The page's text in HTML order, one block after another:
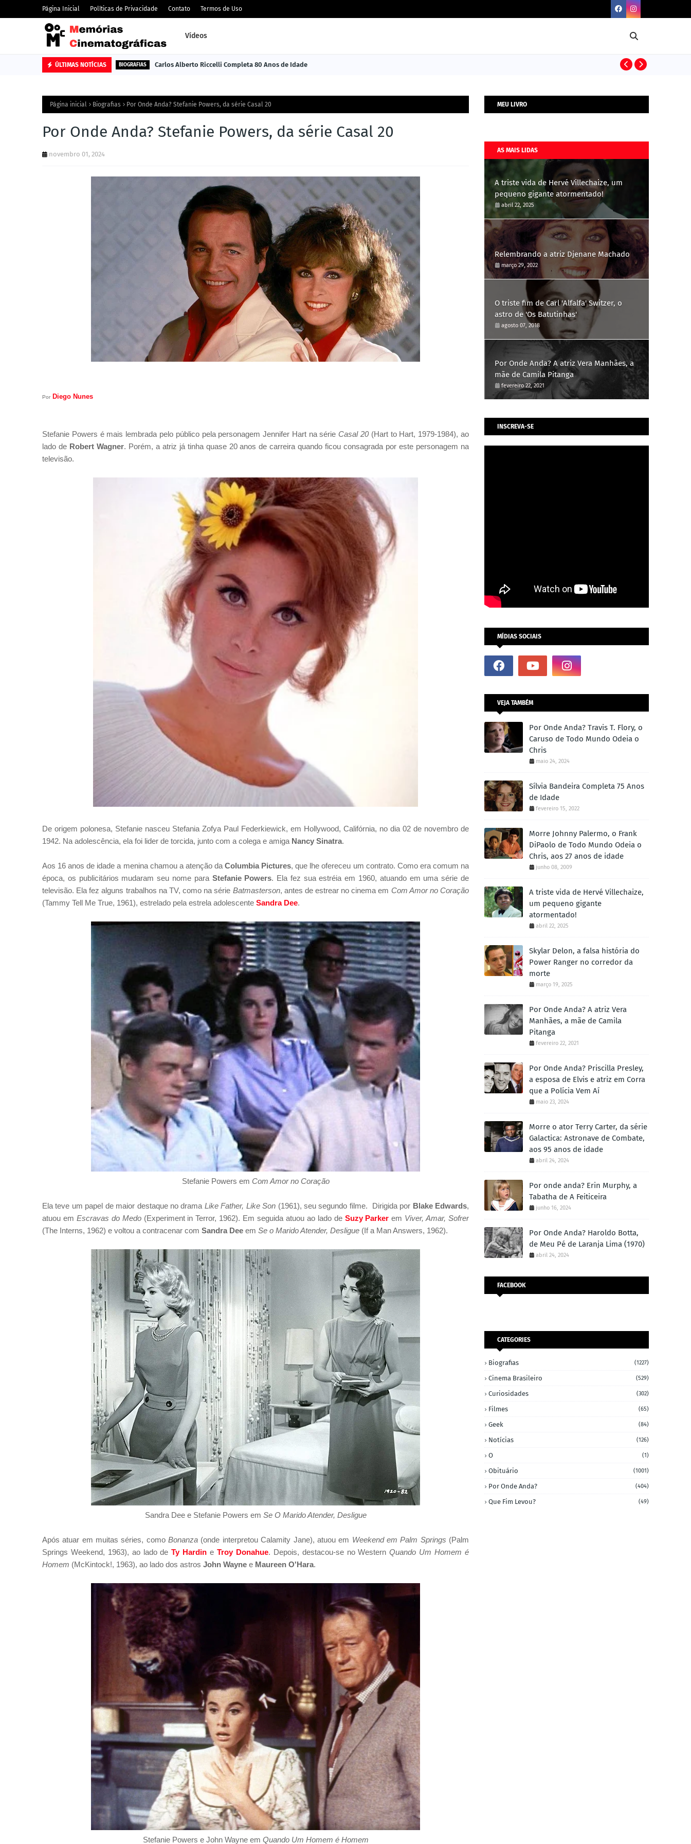
Página Inicial Políticas de Privacidade Contato Termos de Uso
Vídeos
ÚLTIMAS NOTÍCIAS BIOGRAFIAS Carlos Alberto Riccelli Completa 80 Anos de Idade
Página inicial Biografias Por Onde Anda? Stefanie Powers, da série Casal 20
Por Onde Anda? Stefanie Powers, da série Casal 20
novembro 01, 2024
Por Diego Nunes
Stefanie Powers é mais lembrada pelo público pela personagem Jennifer Hart na série Casal 20(Hart to Hart, 1979-1984), ao
lado de Robert Wagner. Porém, a atriz já tinha quase 20 anos de carreira quando ficou consagrada por este personagem na
televisão.
De origem polonesa, Stefanie nasceu Stefania Zofya Paul Federkiewick, em Hollywood, Califórnia, no dia 02 de novembro de
1942. Na adolescência, ela foi lider de torcida, junto com a colega e amiga Nancy Sinatra.
Aos 16 anos de idade a menina chamou a atenção daColumbia Pictures, que lhe ofereceu um contrato. Como era comum na
época, os publicitários mudaram seu nome para Stefanie Powers. Ela fez sua estréia em 1960, atuando em uma série de
televisão. Ela fez alguns trabalhos na TV, como na série Batmasterson, antes de estrear no cinema em Com Amor no Coração
(Tammy Tell Me True, 1961), estrelado pela estrela adolescente Sandra Dee.
Stefanie Powers em Com Amor no Coração
Ela teve um papel de maior destaque no drama Like Father, Like Son (1961), seu segundo filme. Dirigida por Blake Edwards,
atuou em Escravas do Medo(Experiment in Terror, 1962). Em seguida atuou ao lado de Suzy Parker em Viver, Amar, Sofrer
(The Interns, 1962) e voltou a contracenar com Sandra Dee em Se o Marido Atender, Desligue (If a Man Answers, 1962).
Sandra Dee e Stefanie Powers em Se O Marido Atender, Desligue
Após atuar em muitas séries, comoBonanza (onde interpretou Calamity Jane), atuou em Weekend em Palm Springs (Palm
Springs Weekend, 1963), ao lado deTy Hardin eTroy Donahue. Depois, destacou-se no WesternQuando Um Homem é
Homem (McKintock!, 1963), ao lado dos astros John Wayne e Maureen O'Hara.
Stefanie Powers e John Wayne em Quando Um Homem é Homem
MEU LIVRO
AS MAIS LIDAS
A triste vida de Hervé Villechaize, um
pequeno gigante atormentado!
abril 22, 2025
Relembrando a atriz Djenane Machado
março 29, 2022
O triste fim de Carl 'Alfalfa' Switzer, o
astro de 'Os Batutinhas'
agosto 07, 2018
Por Onde Anda? A atriz Vera Manhães, a
mãe de Camila Pitanga
fevereiro 22, 2021
INSCREVA-SE
MÍDIAS SOCIAIS
VEJA TAMBÉM
Por Onde Anda? Travis T. Flory, o
Caruso de Todo Mundo Odeia o
Chris
maio 24, 2024
Sílvia Bandeira Completa 75 Anos
de Idade
fevereiro 15, 2022
Morre Johnny Palermo, o Frank
DiPaolo de Todo Mundo Odeia o
Chris, aos 27 anos de idade
junho 08, 2009
A triste vida de Hervé Villechaize,
um pequeno gigante
atormentado!
abril 22, 2025
Skylar Delon, a falsa história do
Power Ranger no corredor da
morte
março 19, 2025
Por Onde Anda? A atriz Vera
Manhães, a mãe de Camila
Pitanga
fevereiro 22, 2021
Por Onde Anda? Priscilla Presley,
a esposa de Elvis e atriz em Corra
que a Polícia Vem Aí
maio 23, 2024
Morre o ator Terry Carter, da série
Galactica: Astronave de Combate,
aos 95 anos de idade
abril 24, 2024
Por onde anda? Erin Murphy, a
Tabatha de A Feiticeira
junho 16, 2024
Por Onde Anda? Haroldo Botta,
de Meu Pé de Laranja Lima (1970)
abril 24, 2024
FACEBOOK
CATEGORIES
Biografias (1227)
Cinema Brasileiro (529)
Curiosidades (302)
Filmes (65)
Geek (84)
Notícias (126)
O (1)
Obituário (1001)
Por Onde Anda? (404)
Que Fim Levou? (49)